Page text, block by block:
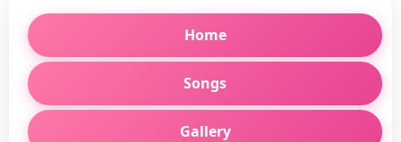
Home
Songs
Gallery